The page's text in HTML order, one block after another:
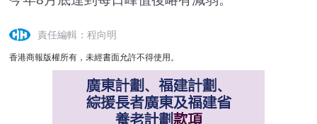
責任編輯：程向明
香港商報版權所有，未經書面允許不得使用。